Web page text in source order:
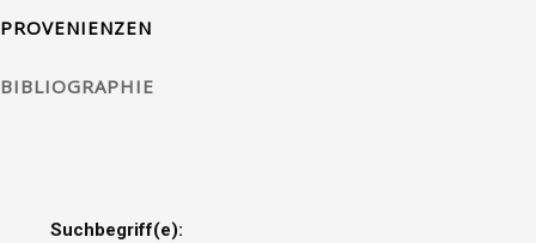
PROVENIENZEN
BIBLIOGRAPHIE
Suchbegriff(e):